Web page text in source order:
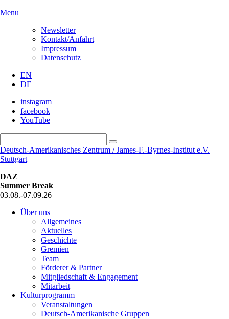
Menu
Newsletter
Kontakt/Anfahrt
Impressum
Datenschutz
EN
DE
instagram
facebook
YouTube
Deutsch-Amerikanisches Zentrum / James-F.-Byrnes-Institut e.V.
Stuttgart
DAZ
Summer Break
03.08.-07.09.26
Über uns
Allgemeines
Aktuelles
Geschichte
Gremien
Team
Förderer & Partner
Mitgliedschaft & Engagement
Mitarbeit
Kulturprogramm
Veranstaltungen
Deutsch-Amerikanische Gruppen